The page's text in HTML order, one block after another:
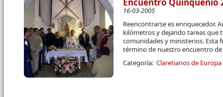
16-03-2005
Reencontrarse es enriquecedor.
kilómetros y dejando tareas que
comunidades y ministerios. Esta
término de nuestro encuentro
Categoría: Claretianos de Europa